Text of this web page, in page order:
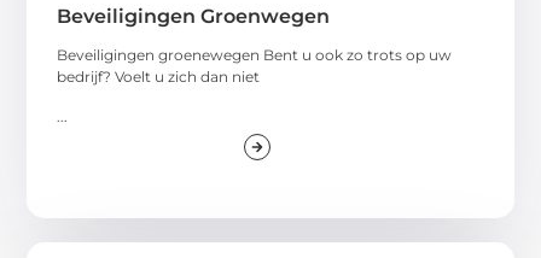
Beveiligingen Groenwegen
Beveiligingen groenewegen Bent u ook zo trots op uw
bedrijf? Voelt u zich dan niet